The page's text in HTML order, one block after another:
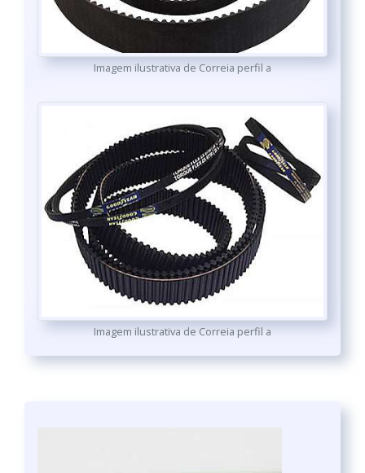
Imagem ilustrativa de Correia perfil a
Imagem ilustrativa de Correia perfil a